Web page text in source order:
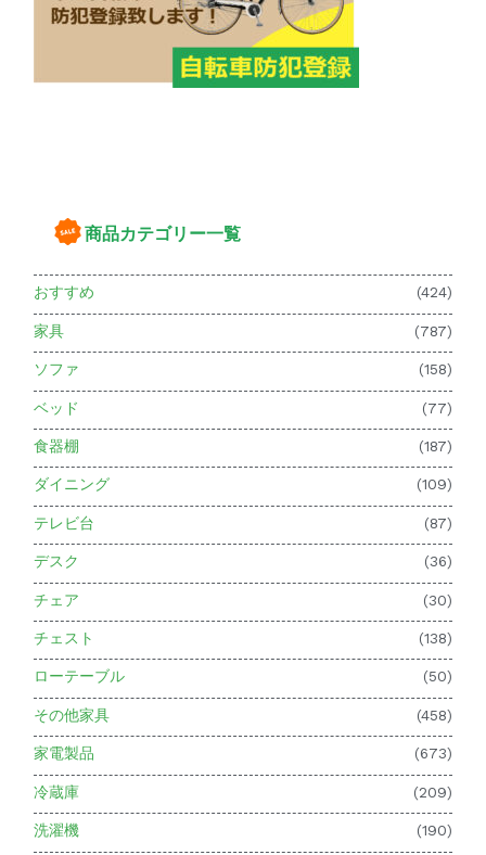
商品カテゴリー一覧
おすすめ (424)
家具 (787)
ソファ (158)
ベッド (77)
食器棚 (187)
ダイニング (109)
テレビ台 (87)
デスク (36)
チェア (30)
チェスト (138)
ローテーブル (50)
その他家具 (458)
家電製品 (673)
冷蔵庫 (209)
洗濯機 (190)